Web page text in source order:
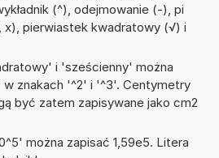
(^), odejmowanie (-), pi
x), pierwiastek kwadratowy (√) i
i 'sześcienny' można
w znakach '^2' i '^3'. Centymetry
być zatem zapisywane jako cm2
można zapisać 1,59e5. Litera